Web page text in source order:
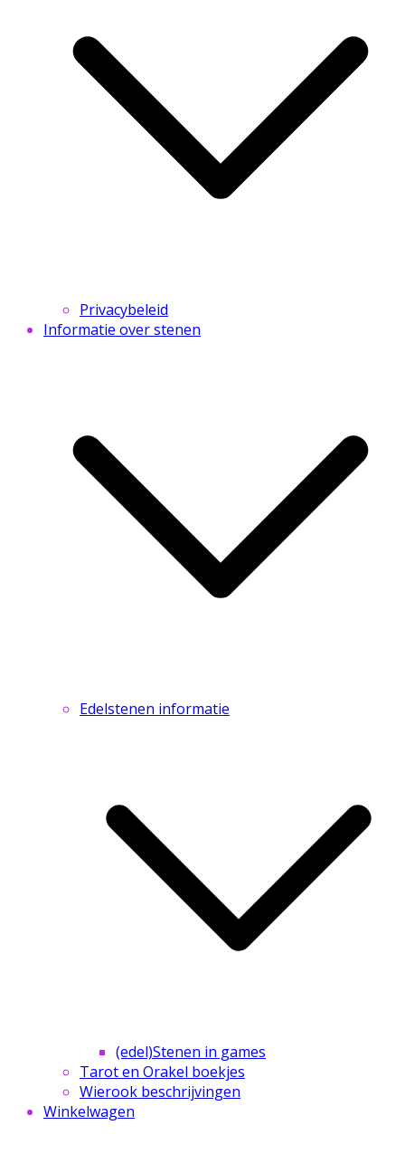
Privacybeleid
Informatie over stenen
Edelstenen informatie
(edel)Stenen in games
Tarot en Orakel boekjes
Wierook beschrijvingen
Winkelwagen